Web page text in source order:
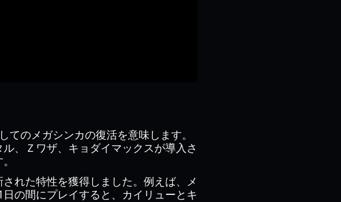
てのメガシンカの復活を意味します。
、Ｚワザ、キョダイマックスが導入さ
れた特性を獲得しました。例えば、メ
の間にプレイすると、カイリューとキ